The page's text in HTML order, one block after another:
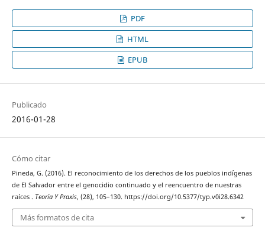
PDF
HTML
EPUB
Publicado
2016-01-28
Cómo citar
Pineda, G. (2016). El reconocimiento de los derechos de los pueblos indígenas
de El Salvador entre el genocidio continuado y el reencuentro de nuestras
raíces . Teoría Y Praxis, (28), 105–130. https://doi.org/10.5377/typ.v0i28.6342
Más formatos de cita